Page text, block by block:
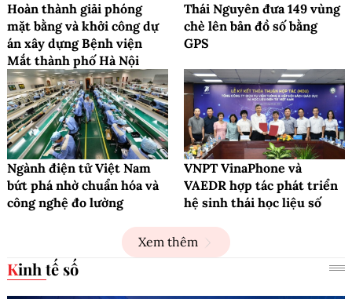
Hoàn thành giải phóng
mặt bằng và khởi công dự
án xây dựng Bệnh viện
Mắt thành phố Hà Nội
Thái Nguyên đưa 149 vùng
chè lên bản đồ số bằng
GPS
Ngành điện tử Việt Nam
bứt phá nhờ chuẩn hóa và
công nghệ đo lường
VNPT VinaPhone và
VAEDR hợp tác phát triển
hệ sinh thái học liệu số
Xem thêm
Kinh tế số